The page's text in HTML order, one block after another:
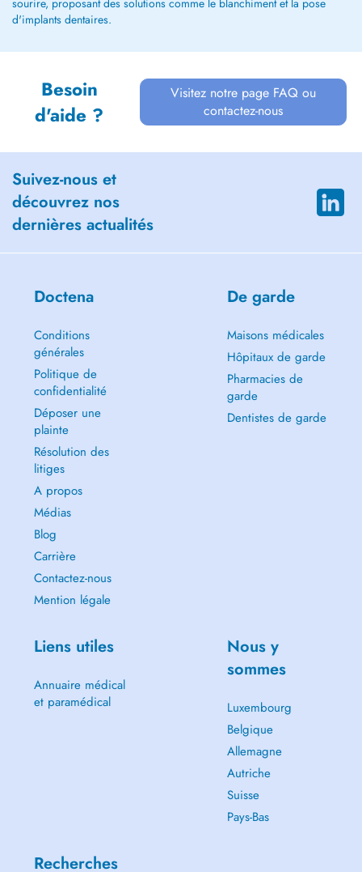
sourire, proposant des solutions comme le blanchiment et la pose
d'implants dentaires.
Besoin
d'aide ?
Visitez notre page FAQ ou
contactez-nous
Suivez-nous et
découvrez nos
dernières actualités
Doctena
Conditions
générales
Politique de
confidentialité
Déposer une
plainte
Résolution des
litiges
A propos
Médias
Blog
Carrière
Contactez-nous
Mention légale
De garde
Maisons médicales
Hôpitaux de garde
Pharmacies de
garde
Dentistes de garde
Liens utiles
Annuaire médical
et paramédical
Nous y
sommes
Luxembourg
Belgique
Allemagne
Autriche
Suisse
Pays-Bas
Recherches